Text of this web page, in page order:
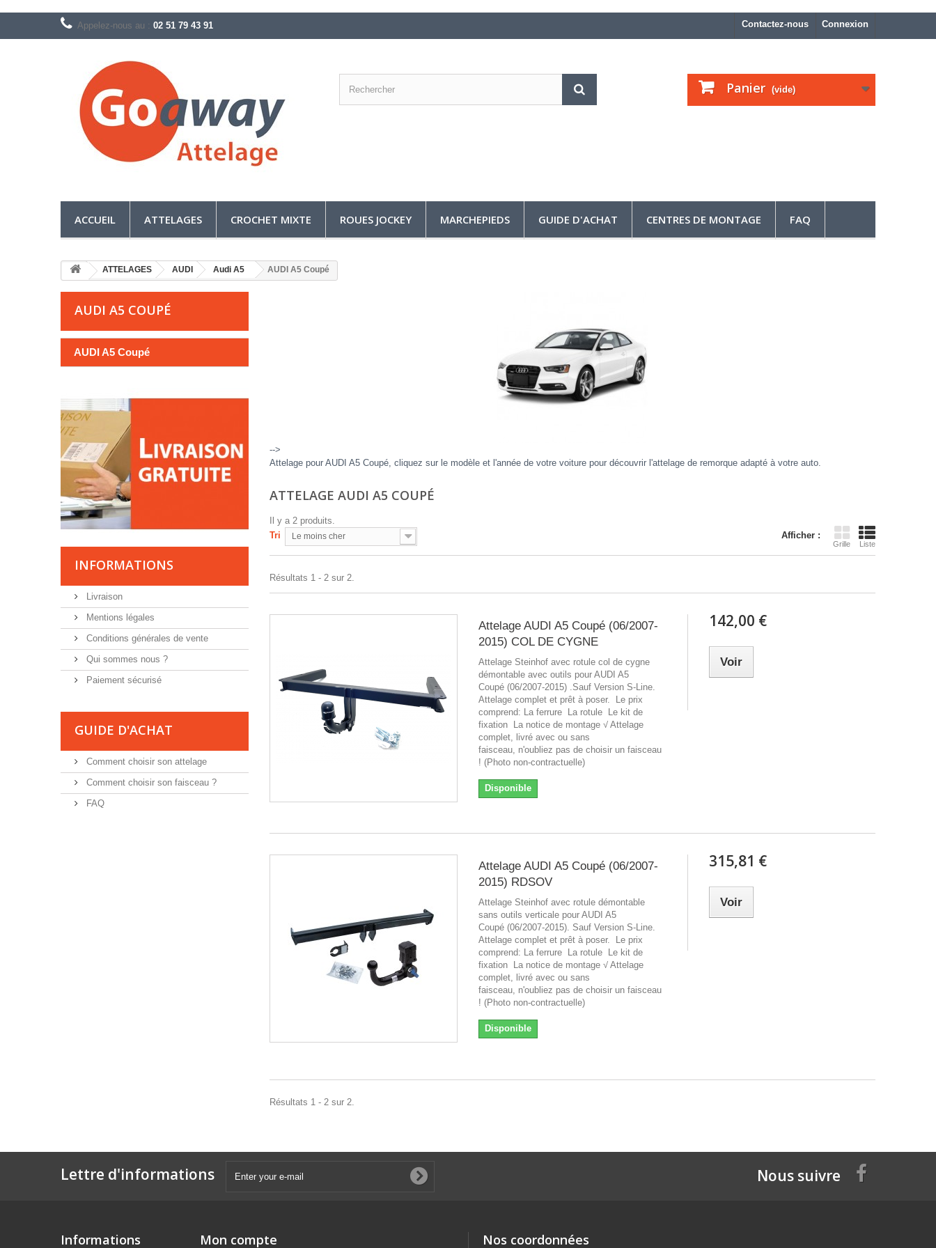
Connexion
Contactez-nous
Appelez-nous au : 02 51 79 43 91
Panier (vide)
ACCUEIL ATTELAGES CROCHET MIXTE ROUES JOCKEY MARCHEPIEDS GUIDE D'ACHAT CENTRES DE MONTAGE FAQ
ATTELAGES AUDI Audi A5 AUDI A5 Coupé
AUDI A5 COUPÉ
AUDI A5 Coupé
INFORMATIONS
Livraison
Mentions légales
Conditions générales de vente
Qui sommes nous ?
Paiement sécurisé
GUIDE D'ACHAT
Comment choisir son attelage
Comment choisir son faisceau ?
FAQ
-->
Attelage pour AUDI A5 Coupé, cliquez sur le modèle et l'année de votre voiture pour découvrir l'attelage de remorque adapté à votre auto.
ATTELAGE AUDI A5 COUPÉ
Il y a 2 produits.
Afficher :
Grille Liste
Tri Le moins cher
Résultats 1 - 2 sur 2.
Attelage AUDI A5 Coupé (06/2007-
2015) COL DE CYGNE
Attelage Steinhof avec rotule col de cygne
démontable avec outils pour AUDI A5
Coupé (06/2007-2015) .Sauf Version S-Line.
Attelage complet et prêt à poser. Le prix
comprend: La ferrure La rotule Le kit de
fixation La notice de montage √ Attelage
complet, livré avec ou sans
faisceau, n'oubliez pas de choisir un faisceau
! (Photo non-contractuelle)
Disponible
142,00 €
Voir
Attelage AUDI A5 Coupé (06/2007-
2015) RDSOV
Attelage Steinhof avec rotule démontable
sans outils verticale pour AUDI A5
Coupé (06/2007-2015). Sauf Version S-Line.
Attelage complet et prêt à poser. Le prix
comprend: La ferrure La rotule Le kit de
fixation La notice de montage √ Attelage
complet, livré avec ou sans
faisceau, n'oubliez pas de choisir un faisceau
! (Photo non-contractuelle)
Disponible
315,81 €
Voir
Résultats 1 - 2 sur 2.
Lettre d'informations Nous suivre
Informations Mon compte Nos coordonnées